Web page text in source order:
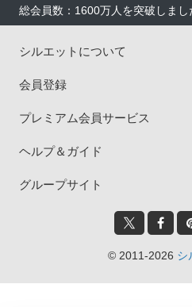
総会員数：1600万人を突破しまし
シルエットについて
会員登録
プレミアム会員サービス
ヘルプ＆ガイド
グループサイト
© 2011-2026 シ